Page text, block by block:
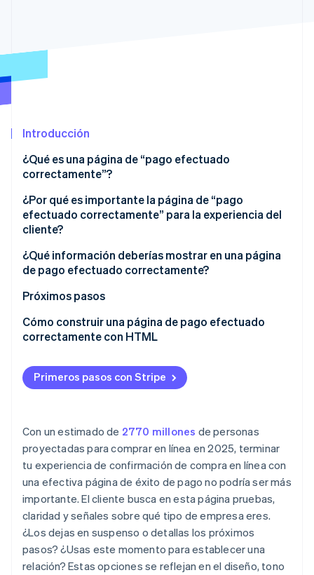
Atlas
Verificación de identidad en línea
Sesiones de Stripe 2026
Descubre cómo Stripe construye la infraestructura
Introducción
¿Qué es una página de “pago efectuado
correctamente”?
¿Por qué es importante la página de “pago
efectuado correctamente” para la experiencia del
cliente?
Resuelve la incertidumbre
Deja una impresión final
Señala seguridad
Establece expectativas sobre lo que sigue
¿Qué información deberías mostrar en una página
de pago efectuado correctamente?
Confirmación de pago
Resumen del pedido
Próximos pasos
Soporte al cliente
Personalización:
Sugerir productos adicionales o mejoras
Invitarlos a mantenerse conectados
Agrega valor con contenido útil
Solicitar referencias, reseñas o comentarios
Referencia a programas de lealtad o recompensas
Cómo construir una página de pago efectuado
correctamente con HTML
Primeros pasos con Stripe
Con un estimado de 2770 millones de personas
proyectadas para comprar en línea en 2025, terminar
tu experiencia de confirmación de compra en línea con
una efectiva página de éxito de pago no podría ser más
importante. El cliente busca en esta página pruebas,
claridad y señales sobre qué tipo de empresa eres.
¿Los dejas en suspenso o detallas los próximos
pasos? ¿Usas este momento para establecer una
relación? Estas opciones se reflejan en el diseño, tono